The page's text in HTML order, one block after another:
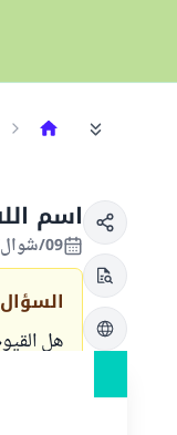
اسم
09/شوال/1445 الموافق 18/أبريل/2024
السؤال
هل
أيّ
لم